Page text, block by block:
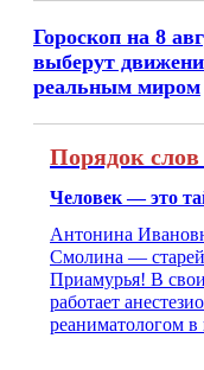
Гороскоп на 8
выберут
реальным миром
Порядок
Человек — это
Антонина
Смолина —
Приамурья! В
работает
реаниматологом в